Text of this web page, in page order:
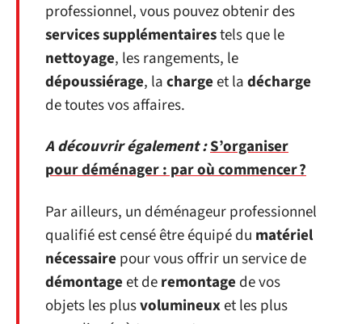
professionnel, vous pouvez obtenir des
services supplémentairestels que le
nettoyage, les rangements, le
dépoussiérage, lachargeet ladécharge
de toutes vos affaires.
A découvrir également :S’organiser
pour déménager : par où commencer ?
Par ailleurs, un déménageur professionnel
qualifié est censé être équipé du matériel
nécessaire pour vous offrir un service de
démontageet deremontage de vos
objets les plusvolumineuxet les plus